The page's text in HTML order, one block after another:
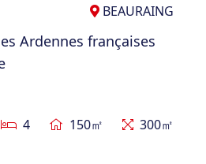
BEAURAING
Ardennes françaises
4 150㎡ 300㎡